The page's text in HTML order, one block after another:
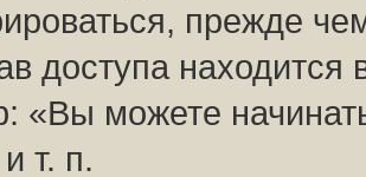
прежде
доступа
«Вы можете
т. п.